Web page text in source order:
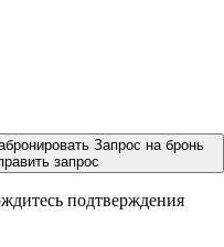
Запрос на бронь
запрос
подтверждения